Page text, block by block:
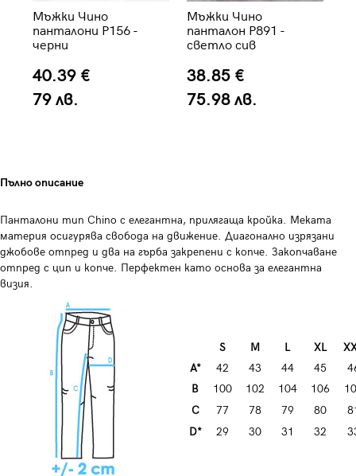
Мъжки Чино
панталони P156 -
черни
40.39 €
79 лв.
Мъжки Чино
панталон P891 -
светло сив
38.85 €
75.98 лв.
Пълно описание
Панталони тип Chino с елегантна, прилягаща кройка. Меката
материя осигурява свобода на движение. Диагонално изрязани
джобове отпред и два на гърба закрепени с копче. Закопчаване
отпред с цип и копче. Перфектен като основа за елегантна
визия.
S M L XL
A*
42 43 44 45
B
100 102 104 106
C
77 78 79 80
D*
29 30 31 32